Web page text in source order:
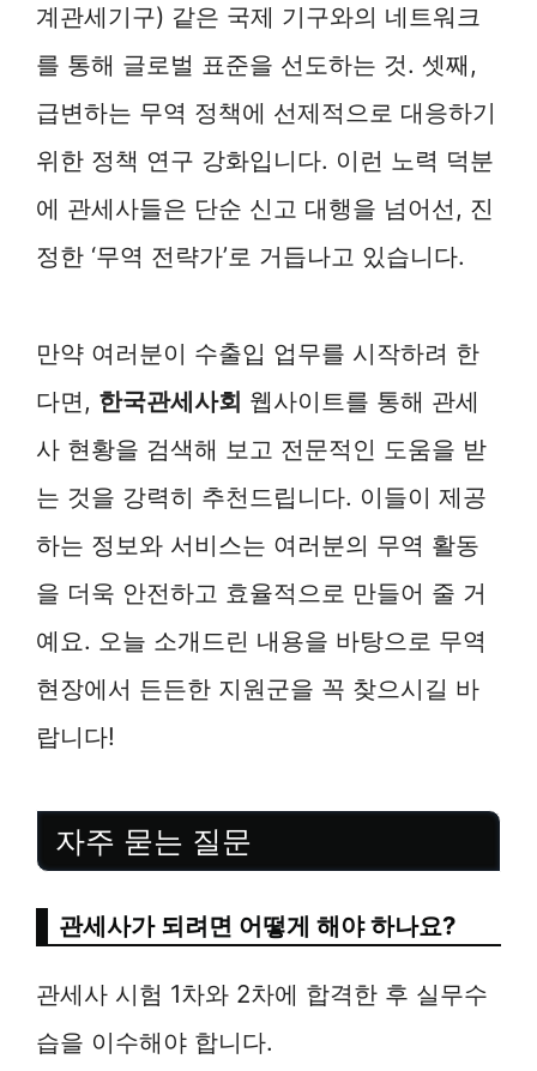
계관세기구) 같은 국제 기구와의 네트워크
를 통해 글로벌 표준을 선도하는 것. 셋째,
급변하는 무역 정책에 선제적으로 대응하기
위한 정책 연구 강화입니다. 이런 노력 덕분
에 관세사들은 단순 신고 대행을 넘어선, 진
정한 ‘무역 전략가’로 거듭나고 있습니다.
만약 여러분이 수출입 업무를 시작하려 한
다면, 한국관세사회 웹사이트를 통해 관세
사 현황을 검색해 보고 전문적인 도움을 받
는 것을 강력히 추천드립니다. 이들이 제공
하는 정보와 서비스는 여러분의 무역 활동
을 더욱 안전하고 효율적으로 만들어 줄 거
예요. 오늘 소개드린 내용을 바탕으로 무역
현장에서 든든한 지원군을 꼭 찾으시길 바
랍니다!
자주 묻는 질문
관세사가 되려면 어떻게 해야 하나요?
관세사 시험 1차와 2차에 합격한 후 실무수
습을 이수해야 합니다.